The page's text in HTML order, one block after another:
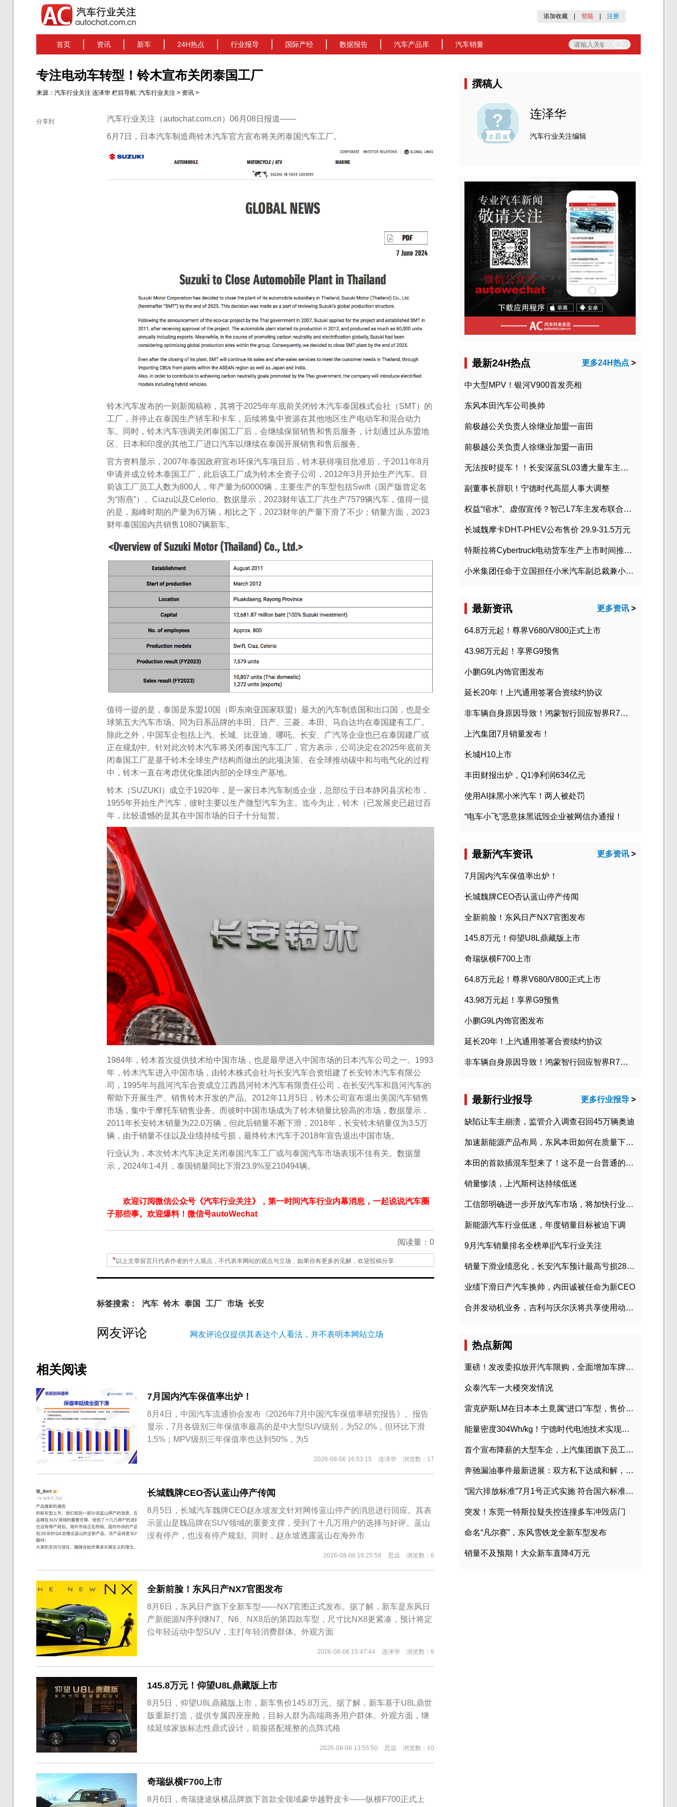
添加收藏 登陆 注册
首页 资讯 新车 24H热点 行业报导 国际产经 数据报告 汽车产品库 汽车销量
专注电动车转型！铃木宣布关闭泰国工厂
来源： 汽车行业关注 连泽华 栏目导航: 汽车行业关注 > 资讯 >
分享到 汽车行业关注（autochat.com.cn）06月08日报道——
6月7日，日本汽车制造商铃木汽车官方宣布将关闭泰国汽车工厂。
铃木汽车发布的一则新闻稿称，其将于2025年年底前关闭铃木汽车泰国株式会社（SMT）的
工厂，并停止在泰国生产轿车和卡车，后续将集中资源在其他地区生产电动车和混合动力
车。同时，铃木汽车强调关闭泰国工厂后，会继续保留销售和售后服务，计划通过从东盟地
区、日本和印度的其他工厂进口汽车以继续在泰国开展销售和售后服务。
官方资料显示，2007年泰国政府宣布环保汽车项目后，铃木获得项目批准后，于2011年8月
申请并成立铃木泰国工厂，此后该工厂成为铃木全资子公司，2012年3月开始生产汽车。目
前该工厂员工人数为800人，年产量为60000辆，主要生产的车型包括Swift（国产版曾定名
为“雨燕”）、Ciazu以及Celerio。数据显示，2023财年该工厂共生产7579辆汽车，值得一提
的是，巅峰时期的产量为6万辆，相比之下，2023财年的产量下滑了不少；销量方面，2023
财年泰国国内共销售10807辆新车。
值得一提的是，泰国是东盟10国（即东南亚国家联盟）最大的汽车制造国和出口国，也是全
球第五大汽车市场。同为日系品牌的丰田、日产、三菱、本田、马自达均在泰国建有工厂。
除此之外，中国车企包括上汽、长城、比亚迪、哪吒、长安、广汽等企业也已在泰国建厂或
正在规划中。针对此次铃木汽车将关闭泰国汽车工厂，官方表示，公司决定在2025年底前关
闭泰国工厂是基于铃木全球生产结构而做出的此项决策。在全球推动碳中和与电气化的过程
中，铃木一直在考虑优化集团内部的全球生产基地。
铃木（SUZUKI）成立于1920年，是一家日本汽车制造企业，总部位于日本静冈县滨松市，
1955年开始生产汽车，彼时主要以生产微型汽车为主。迄今为止，铃木（已发展史已超过百
年，比较遗憾的是其在中国市场的日子十分短暂。
1984年，铃木首次提供技术给中国市场，也是最早进入中国市场的日本汽车公司之一。1993
年，铃木汽车进入中国市场，由铃木株式会社与长安汽车合资组建了长安铃木汽车有限公
司，1995年与昌河汽车合资成立江西昌河铃木汽车有限责任公司，在长安汽车和昌河汽车的
帮助下开展生产、销售铃木开发的产品。2012年11月5日，铃木公司宣布退出美国汽车销售
市场，集中于摩托车销售业务。而彼时中国市场成为了铃木销量比较高的市场，数据显示，
2011年长安铃木销量为22.0万辆，但此后销量不断下滑，2018年，长安铃木销量仅为3.5万
辆，由于销量不佳以及业绩持续亏损，最终铃木汽车于2018年宣告退出中国市场。
行业认为，本次铃木汽车决定关闭泰国汽车工厂或与泰国汽车市场表现不佳有关。数据显
示，2024年1-4月，泰国销量同比下滑23.9%至210494辆。
欢迎订阅微信公众号《汽车行业关注》，第一时间汽车行业内幕消息，一起说说汽车圈
子那些事。欢迎爆料！微信号autoWechat
阅读量： 0
*以上文章留言只代表作者的个人观点，不代表本网站的观点与立场，如果你有更多的见解，欢迎投稿分享
标签搜索： 汽车 铃木 泰国 工厂 市场 长安
网友评论 网友评论仅提供其表达个人看法，并不表明本网站立场
相关阅读
7月国内汽车保值率出炉！
8月4日，中国汽车流通协会发布《2026年7月中国汽车保值率研究报告》。报告
显示，7月各级别三年保值率最高的是中大型SUV级别，为52.0%，但环比下滑
1.5%；MPV级别三年保值率也达到50%，为5
2026-08-06 16:53:15 连泽华 浏览数：17
长城魏牌CEO否认蓝山停产传闻
8月5日，长城汽车魏牌CEO赵永坡发文针对网传蓝山停产的消息进行回应。其表
示蓝山是魏品牌在SUV领域的重要支撑，受到了十几万用户的选择与好评。蓝山
没有停产，也没有停产规划。同时，赵永坡透露蓝山在海外市
2026-08-06 16:25:59 思远 浏览数：8
全新前脸！东风日产NX7官图发布
8月6日，东风日产旗下全新车型——NX7官图正式发布。据了解，新车是东风日
产新能源N序列继N7、N6、NX8后的第四款车型，尺寸比NX8更紧凑，预计将定
位年轻运动中型SUV，主打年轻消费群体。外观方面
2026-08-06 15:47:44 连泽华 浏览数：9
145.8万元！仰望U8L鼎藏版上市
8月5日，仰望U8L鼎藏版上市，新车售价145.8万元。据了解，新车基于U8L鼎世
版重新打造，提供专属四座座舱，目标人群为高端商务用户群体。外观方面，继
续延续家族标志性鼎式设计，前脸搭配规整的点阵式格
2026-08-06 13:55:50 思远 浏览数：10
奇瑞纵横F700上市
8月6日，奇瑞捷途纵横品牌旗下首款全领域豪华越野皮卡——纵横F700正式上
撰稿人
连泽华
汽车行业关注编辑
最新24H热点 更多24H热点 >
中大型MPV！银河V900首发亮相
东风本田汽车公司换帅
前极越公关负责人徐继业加盟一亩田
前极越公关负责人徐继业加盟一亩田
无法按时提车！！长安深蓝SL03遭大量车主投诉
副董事长辞职！宁德时代高层人事大调整
权益“缩水”、虚假宣传？智己L7车主发布联合维权声明
长城魏摩卡DHT-PHEV公布售价 29.9-31.5万元
特斯拉将Cybertruck电动货车生产上市时间推迟到2023年初
小米集团任命于立国担任小米汽车副总裁兼小米汽车北京总部政委
最新资讯 更多资讯 >
64.8万元起！尊界V680/V800正式上市
43.98万元起！享界G9预售
小鹏G9L内饰官图发布
延长20年！上汽通用签署合资续约协议
非车辆自身原因导致！鸿蒙智行回应智界R7起火事故
上汽集团7月销量发布！
长城H10上市
丰田财报出炉，Q1净利润634亿元
使用AI抹黑小米汽车！两人被处罚
“电车小飞”恶意抹黑诋毁企业被网信办通报！
最新汽车资讯 更多资讯 >
7月国内汽车保值率出炉！
长城魏牌CEO否认蓝山停产传闻
全新前脸！东风日产NX7官图发布
145.8万元！仰望U8L鼎藏版上市
奇瑞纵横F700上市
64.8万元起！尊界V680/V800正式上市
43.98万元起！享界G9预售
小鹏G9L内饰官图发布
延长20年！上汽通用签署合资续约协议
非车辆自身原因导致！鸿蒙智行回应智界R7起火事故
最新行业报导 更多行业报导 >
缺陷让车主崩溃，监管介入调查召回45万辆奥迪
加速新能源产品布局，东风本田如何在质量下转型？
本田的首款插混车型来了！这不是一台普通的CR-V
销量惨淡，上汽斯柯达持续低迷
工信部明确进一步开放汽车市场，将加快行业兼并重组
新能源汽车行业低迷，年度销量目标被迫下调
9月汽车销量排名全榜单||汽车行业关注
销量下滑业绩恶化，长安汽车预计最高亏损28亿元
业绩下滑日产汽车换帅，内田诚被任命为新CEO
合并发动机业务，吉利与沃尔沃将共享使用动力总成
热点新闻
重磅！发改委拟放开汽车限购，全面增加车牌指标
众泰汽车一大楼突发情况
雷克萨斯LM在日本本土竟属“进口”车型，售价2580万日元
能量密度304Wh/kg！宁德时代电池技术实现突破
首个宣布降薪的大型车企，上汽集团旗下员工降薪文件曝光
奔驰漏油事件最新进展：双方私下达成和解，工商已介入调查
“国六排放标准”7月1号正式实施 符合国六标准车型目录一览
突发！东莞一特斯拉疑失控连撞多车冲毁店门
命名“凡尔赛”，东风雪铁龙全新车型发布
销量不及预期！大众新车直降4万元